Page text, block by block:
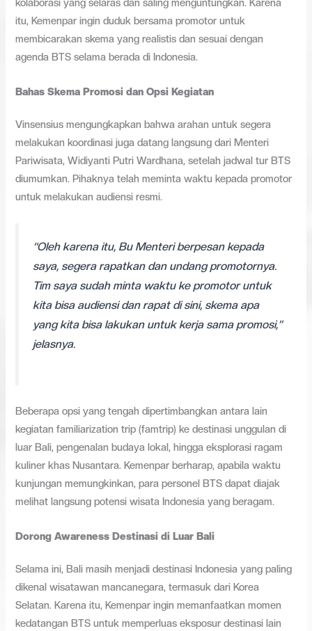
kolaborasi yang selaras dan saling menguntungkan. Karena
itu, Kemenpar ingin duduk bersama promotor untuk
membicarakan skema yang realistis dan sesuai dengan
agenda BTS selama berada di Indonesia.
Bahas Skema Promosi dan Opsi Kegiatan
Vinsensius mengungkapkan bahwa arahan untuk segera
melakukan koordinasi juga datang langsung dari Menteri
Pariwisata, Widiyanti Putri Wardhana, setelah jadwal tur BTS
diumumkan. Pihaknya telah meminta waktu kepada promotor
untuk melakukan audiensi resmi.
“Oleh karena itu, Bu Menteri berpesan kepada
saya, segera rapatkan dan undang promotornya.
Tim saya sudah minta waktu ke promotor untuk
kita bisa audiensi dan rapat di sini, skema apa
yang kita bisa lakukan untuk kerja sama promosi,”
jelasnya.
Beberapa opsi yang tengah dipertimbangkan antara lain
kegiatan familiarization trip (famtrip) ke destinasi unggulan di
luar Bali, pengenalan budaya lokal, hingga eksplorasi ragam
kuliner khas Nusantara. Kemenpar berharap, apabila waktu
kunjungan memungkinkan, para personel BTS dapat diajak
melihat langsung potensi wisata Indonesia yang beragam.
Dorong Awareness Destinasi di Luar Bali
Selama ini, Bali masih menjadi destinasi Indonesia yang paling
dikenal wisatawan mancanegara, termasuk dari Korea
Selatan. Karena itu, Kemenpar ingin memanfaatkan momen
kedatangan BTS untuk memperluas eksposur destinasi lain